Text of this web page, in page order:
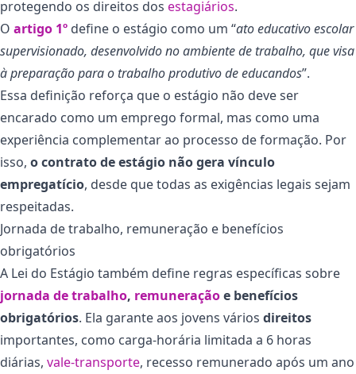
protegendo os direitos dos estagiários.
O artigo 1º define o estágio como um “ato educativo escolar
supervisionado, desenvolvido no ambiente de trabalho, que visa
à preparação para o trabalho produtivo de educandos”.
Essa definição reforça que o estágio não deve ser
encarado como um emprego formal, mas como uma
experiência complementar ao processo de formação. Por
isso, o contrato de estágio não gera vínculo
empregatício, desde que todas as exigências legais sejam
respeitadas.
Jornada de trabalho, remuneração e benefícios
obrigatórios
A Lei do Estágio também define regras específicas sobre
jornada de trabalho, remuneraçãoe benefícios
obrigatórios. Ela garante aos jovens vários direitos
importantes, como carga-horária limitada a 6 horas
diárias, vale-transporte, recesso remunerado após um ano